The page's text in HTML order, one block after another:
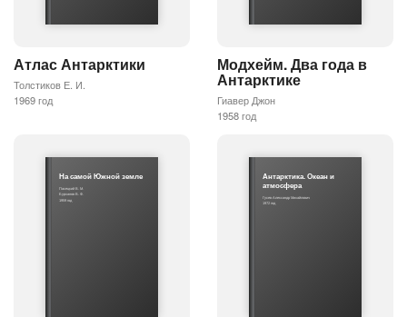
Атлас Антарктики
Толстиков Е. И.
1969 год
Модхейм. Два года в
Антарктике
Гиавер Джон
1958 год
На самой Южной земле
Пасецкий В. М.
Бурханов В. Ф.
1959 год
Антарктика. Океан и
атмосфера
Гусев Александр Михайлович
1972 год